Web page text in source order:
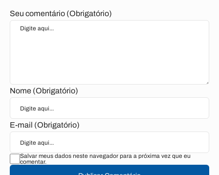
Seu comentário (Obrigatório)
Nome (Obrigatório)
E-mail (Obrigatório)
Salvar meus dados neste navegador para a próxima vez que eu
comentar.